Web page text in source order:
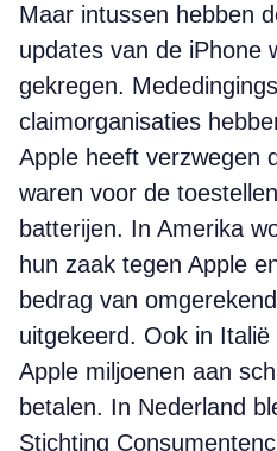
Maar intussen hebben
updates van de iPhone
gekregen.
claimorganisaties
Apple heeft verzwegen
waren voor de
batterijen. In Amerika
hun zaak tegen Apple
bedrag van
uitgekeerd. Ook in
Apple miljoenen aan
betalen. In Nederland
Stichting